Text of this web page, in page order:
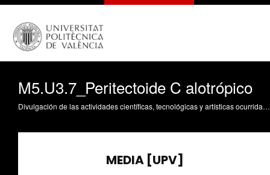
M5.U3.7_Peritectoide C alotrópico
Divulgación de las actividades científicas, tecnológicas y artísticas ocurridas en los tres campus de la UPV